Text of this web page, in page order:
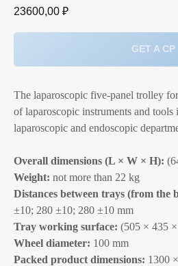
23600,00 ₽
GET A CP
The laparoscopic five‑panel trolley
of laparoscopic instruments and tools
laparoscopic and endoscopic
Overall dimensions (L × W × H):
Weight: not more than 22 kg
Distances between trays (from the
±10; 280 ±10; 280 ±10 mm
Tray working surface: (505 × 435
Wheel diameter: 100 mm
Packed product dimensions: 1300